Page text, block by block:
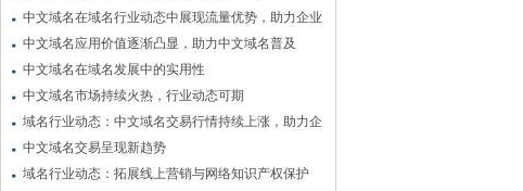
中文域名在域名行业动态中展现流量优势，助力企业
中文域名应用价值逐渐凸显，助力中文域名普及
中文域名在域名发展中的实用性
中文域名市场持续火热，行业动态可期
域名行业动态：中文域名交易行情持续上涨，助力企
中文域名交易呈现新趋势
域名行业动态：拓展线上营销与网络知识产权保护